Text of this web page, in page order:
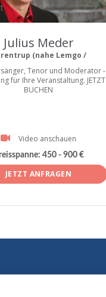
Julius Meder
(nahe Lemgo /
Tenor und Moderator -
für Ihre Veranstaltung. JETZT
BUCHEN
Video anschauen
450 - 900 €
JETZT ANFRAGEN